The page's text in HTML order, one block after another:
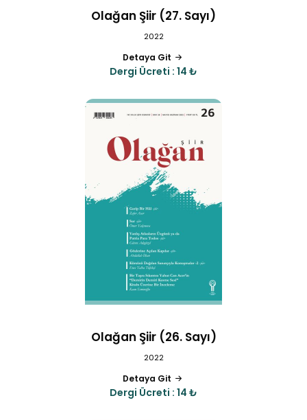
Olağan Şiir (27. Sayı)
2022
Detaya Git
Dergi Ücreti : 14 ₺
Olağan Şiir (26. Sayı)
2022
Detaya Git
Dergi Ücreti : 14 ₺